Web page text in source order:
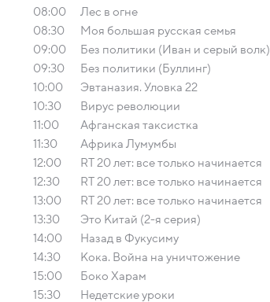
08:00
Лес в огне
08:30
Моя большая русская семья
09:00
Без политики (Иван и серый волк)
09:30
Без политики (Буллинг)
10:00
Эвтаназия. Уловка 22
10:30
Вирус революции
11:00
Афганская таксистка
11:30
Африка Лумумбы
12:00
RT 20 лет: все только начинается
12:30
RT 20 лет: все только начинается
13:00
RT 20 лет: все только начинается
13:30
Это Китай (2-я серия)
14:00
Назад в Фукусиму
14:30
Кока. Война на уничтожение
15:00
Боко Харам
15:30
Недетские уроки